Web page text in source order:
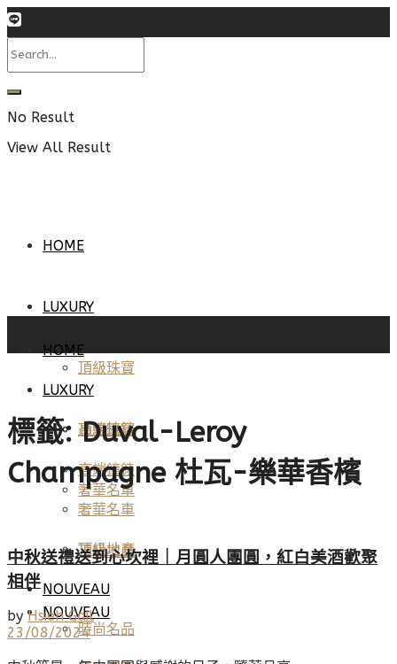
No Result
View All Result
HOME
LUXURY
頂級珠寶
高端鐘錶
奢華名車
頂級地產
NOUVEAU
HOME
LUXURY
頂級珠寶
高端鐘錶
奢華名車
頂級地產
NOUVEAU
時尚名品
標籤:Duval-Leroy
Champagne 杜瓦-樂華香檳
中秋送禮送到心坎裡｜月圓人團圓，紅白美酒歡聚
相伴
by Hsieh Gail
23/08/2024